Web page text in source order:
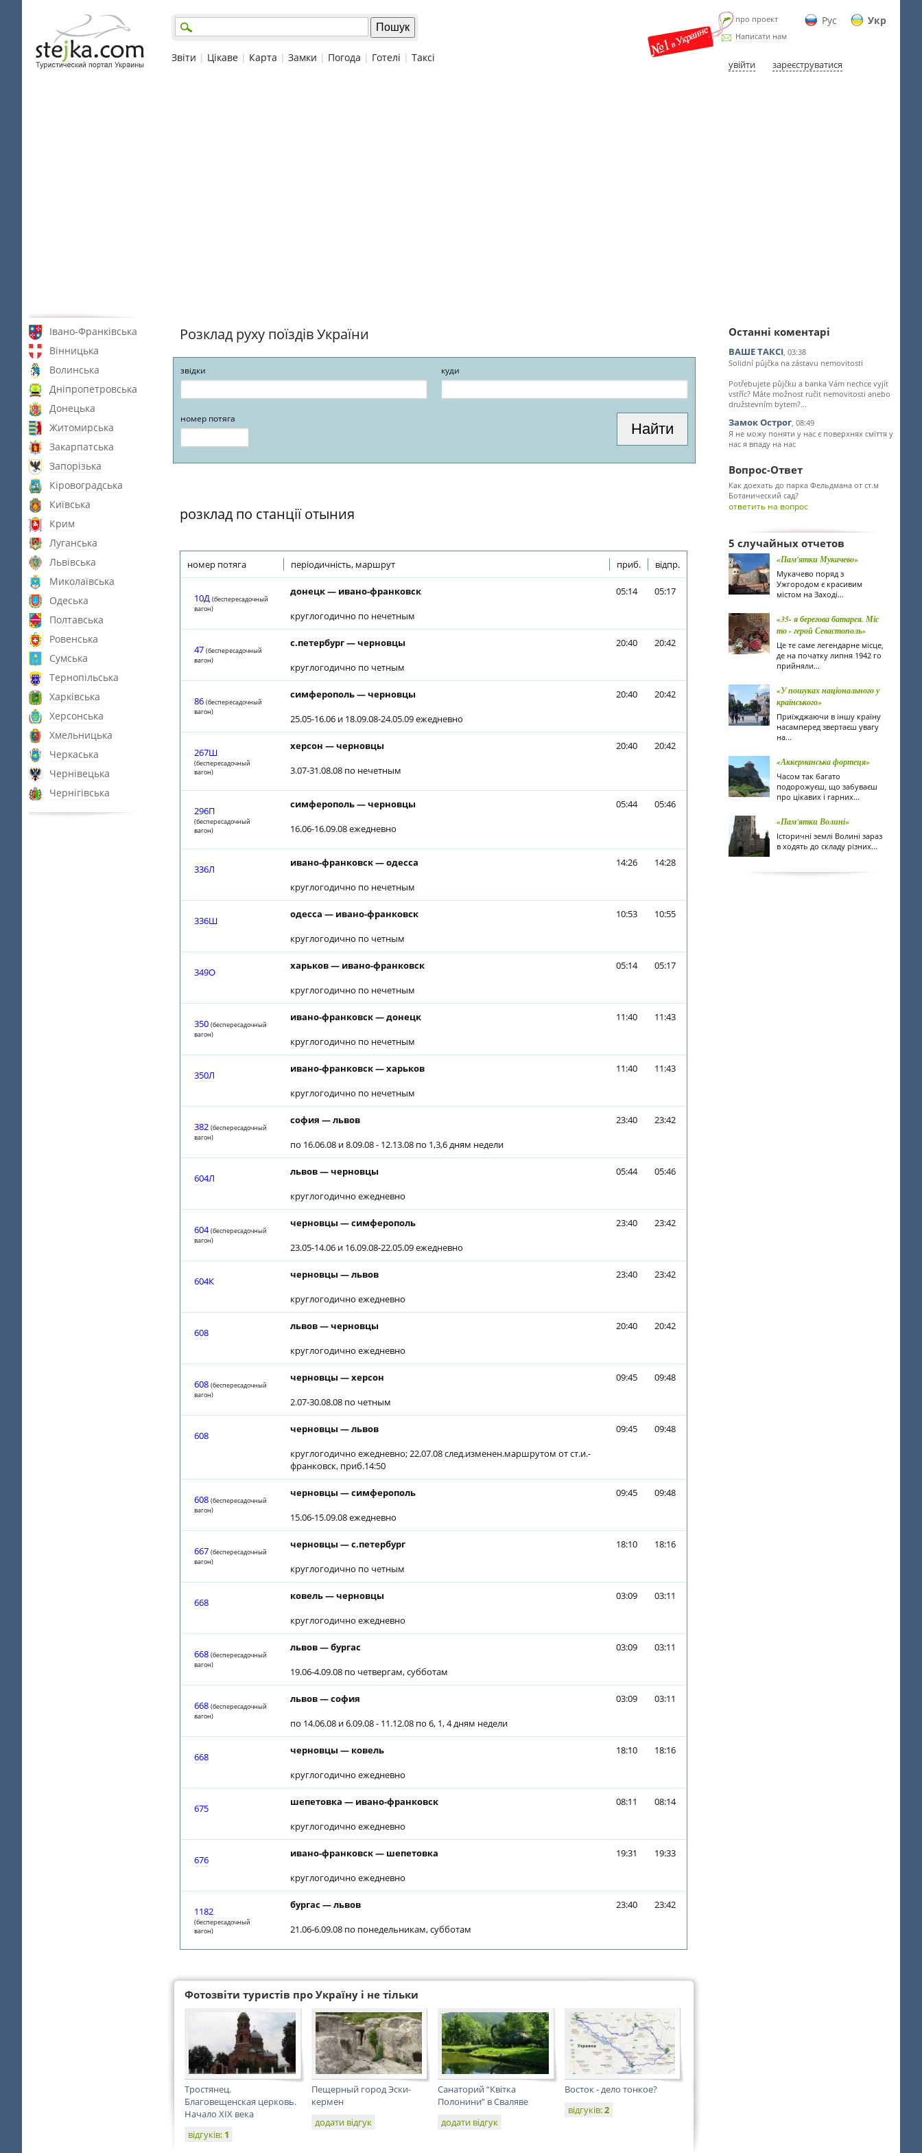
Рус Укр
про проект
Написати нам
увійти зареєструватися
Звіти | Цікаве | Карта | Замки | Погода | Готелі | Таксі
Івано-Франківська
Вінницька
Волинська
Дніпропетровська
Донецька
Житомирська
Закарпатська
Запорізька
Кіровоградська
Київська
Крим
Луганська
Львівська
Миколаївська
Одеська
Полтавська
Ровенська
Сумська
Тернопільська
Харківська
Херсонська
Хмельницька
Черкаська
Чернівецька
Чернігівська
Розклад руху поїздів України
звідки куди
номер потяга
розклад по станції отыния
номер потяга періодичність, маршрут приб. відпр.
10Д (беспересадочный
вагон)
донецк — ивано-франковск
круглогодично по нечетным
05:14 05:17
47 (беспересадочный
вагон)
с.петербург — черновцы
круглогодично по четным
20:40 20:42
86 (беспересадочный
вагон)
симферополь — черновцы
25.05-16.06 и 18.09.08-24.05.09 ежедневно
20:40 20:42
267Ш
(беспересадочный
вагон)
херсон — черновцы
3.07-31.08.08 по нечетным
20:40 20:42
296П
(беспересадочный
вагон)
симферополь — черновцы
16.06-16.09.08 ежедневно
05:44 05:46
336Л
ивано-франковск — одесса
круглогодично по нечетным
14:26 14:28
336Ш
одесса — ивано-франковск
круглогодично по четным
10:53 10:55
349О
харьков — ивано-франковск
круглогодично по нечетным
05:14 05:17
350 (беспересадочный
вагон)
ивано-франковск — донецк
круглогодично по нечетным
11:40 11:43
350Л
ивано-франковск — харьков
круглогодично по нечетным
11:40 11:43
382 (беспересадочный
вагон)
софия — львов
по 16.06.08 и 8.09.08 - 12.13.08 по 1,3,6 дням недели
23:40 23:42
604Л
львов — черновцы
круглогодично ежедневно
05:44 05:46
604 (беспересадочный
вагон)
черновцы — симферополь
23.05-14.06 и 16.09.08-22.05.09 ежедневно
23:40 23:42
604К
черновцы — львов
круглогодично ежедневно
23:40 23:42
608
львов — черновцы
круглогодично ежедневно
20:40 20:42
608 (беспересадочный
вагон)
черновцы — херсон
2.07-30.08.08 по четным
09:45 09:48
608
черновцы — львов
круглогодично ежедневно; 22.07.08 след.изменен.маршрутом от ст.и.-
франковск, приб.14:50
09:45 09:48
608 (беспересадочный
вагон)
черновцы — симферополь
15.06-15.09.08 ежедневно
09:45 09:48
667 (беспересадочный
вагон)
черновцы — с.петербург
круглогодично по четным
18:10 18:16
668
ковель — черновцы
круглогодично ежедневно
03:09 03:11
668 (беспересадочный
вагон)
львов — бургас
19.06-4.09.08 по четвергам, субботам
03:09 03:11
668 (беспересадочный
вагон)
львов — софия
по 14.06.08 и 6.09.08 - 11.12.08 по 6, 1, 4 дням недели
03:09 03:11
668
черновцы — ковель
круглогодично ежедневно
18:10 18:16
675
шепетовка — ивано-франковск
круглогодично ежедневно
08:11 08:14
676
ивано-франковск — шепетовка
круглогодично ежедневно
19:31 19:33
1182
(беспересадочный
вагон)
бургас — львов
21.06-6.09.08 по понедельникам, субботам
23:40 23:42
Фотозвіти туристів про Україну і не тільки
Тростянец.
Благовещенская церковь.
Начало XIX века
відгуків: 1
Пещерный город Эски-
кермен
додати відгук
Санаторий “Квiтка
Полонини” в Сваляве
додати відгук
Восток - дело тонкое?
відгуків:2
Останні коментарі
ВАШЕ ТАКСІ, 03:38
Solidní půjčka na zástavu nemovitosti
Potřebujete půjčku a banka Vám nechce vyjít
vstříc? Máte možnost ručit nemovitosti anebo
družstevním bytem?...
Замок Острог, 08:49
Я не можу поняти у нас є поверхнях сміття у
нас я впаду на нас
Вопрос-Ответ
Как доехать до парка Фельдмана от ст.м
Ботанический сад?
ответить на вопрос
5 случайных отчетов
«Пам'ятки Мукачево»
Мукачево поряд з
Ужгородом є красивим
містом на Заході...
«35- я берегова батарея. Міс
то - герой Севастополь»
Це те саме легендарне місце,
де на початку липня 1942 го
прийняли...
«У пошуках національного у
країнського»
Приїжджаючи в іншу країну
насамперед звертаєш увагу
на...
«Аккерманська фортеця»
Часом так багато
подорожуєш, що забуваєш
про цікавих і гарних...
«Пам'ятки Волині»
Історичні землі Волині зараз
в ходять до складу різних...